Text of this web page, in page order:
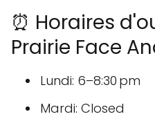
⏰ Horaires
Prairie Face
Lundi: 6–8:30 pm
Mardi: Closed